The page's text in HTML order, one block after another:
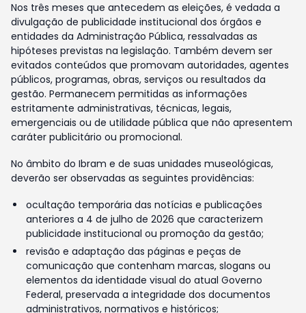
Nos três meses que antecedem as eleições, é vedada a
divulgação de publicidade institucional dos órgãos e
entidades da Administração Pública, ressalvadas as
hipóteses previstas na legislação. Também devem ser
evitados conteúdos que promovam autoridades, agentes
públicos, programas, obras, serviços ou resultados da
gestão. Permanecem permitidas as informações
estritamente administrativas, técnicas, legais,
emergenciais ou de utilidade pública que não apresentem
caráter publicitário ou promocional.
No âmbito do Ibram e de suas unidades museológicas,
deverão ser observadas as seguintes providências:
ocultação temporária das notícias e publicações
anteriores a 4 de julho de 2026 que caracterizem
publicidade institucional ou promoção da gestão;
revisão e adaptação das páginas e peças de
comunicação que contenham marcas, slogans ou
elementos da identidade visual do atual Governo
Federal, preservada a integridade dos documentos
administrativos, normativos e históricos;